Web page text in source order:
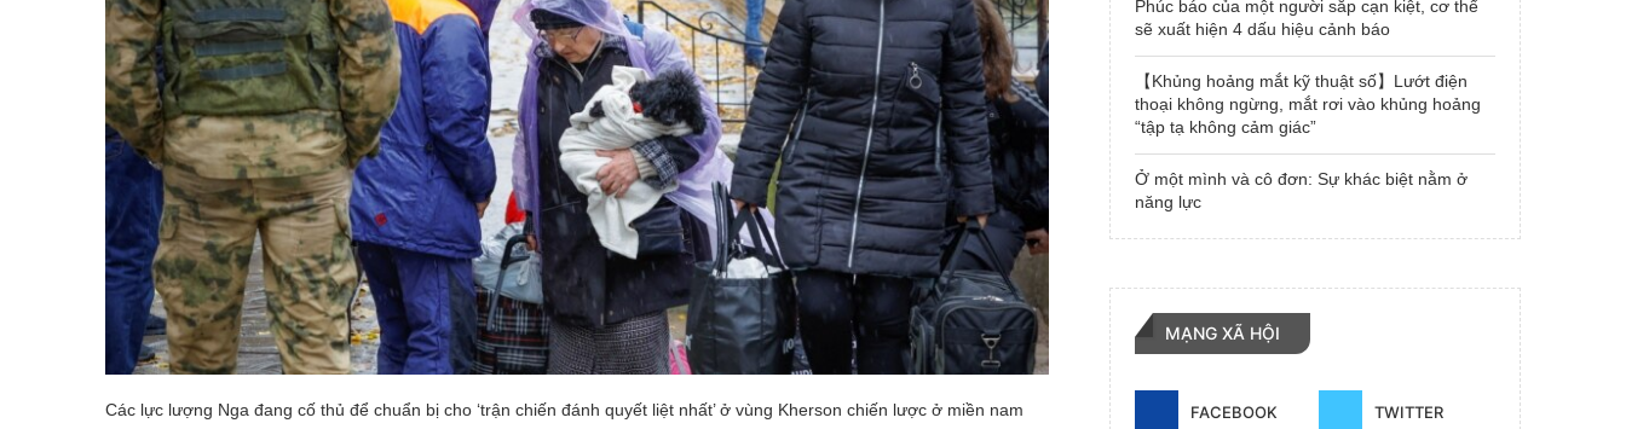
Các lực lượng Nga đang cố thủ để chuẩn bị cho ‘trận chiến đánh quyết liệt nhất’ ở vùng Kherson chiến lược ở miền nam
Phúc báo của một người sắp cạn kiệt, cơ thể
sẽ xuất hiện 4 dấu hiệu cảnh báo
【Khủng hoảng mắt kỹ thuật số】Lướt điện
thoại không ngừng, mắt rơi vào khủng hoảng
“tập tạ không cảm giác”
Ở một mình và cô đơn: Sự khác biệt nằm ở
năng lực
MẠNG XÃ HỘI
FACEBOOK TWITTER